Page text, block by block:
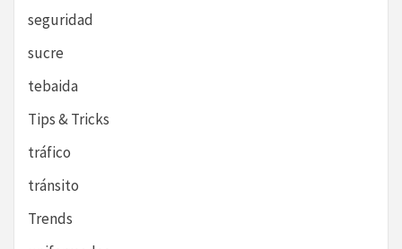
seguridad
sucre
tebaida
Tips & Tricks
tráfico
tránsito
Trends